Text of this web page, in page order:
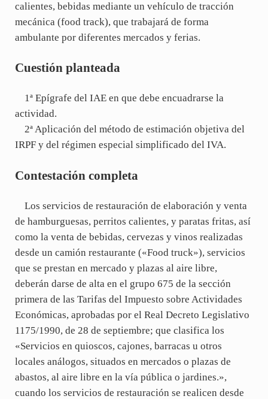
calientes, bebidas mediante un vehículo de tracción
mecánica (food track), que trabajará de forma
ambulante por diferentes mercados y ferias.
Cuestión planteada
1ª Epígrafe del IAE en que debe encuadrarse la
actividad.
2ª Aplicación del método de estimación objetiva del
IRPF y del régimen especial simplificado del IVA.
Contestación completa
Los servicios de restauración de elaboración y venta
de hamburguesas, perritos calientes, y paratas fritas, así
como la venta de bebidas, cervezas y vinos realizadas
desde un camión restaurante («Food truck»), servicios
que se prestan en mercado y plazas al aire libre,
deberán darse de alta en el grupo 675 de la sección
primera de las Tarifas del Impuesto sobre Actividades
Económicas, aprobadas por el Real Decreto Legislativo
1175/1990, de 28 de septiembre; que clasifica los
«Servicios en quioscos, cajones, barracas u otros
locales análogos, situados en mercados o plazas de
abastos, al aire libre en la vía pública o jardines.»,
cuando los servicios de restauración se realicen desde